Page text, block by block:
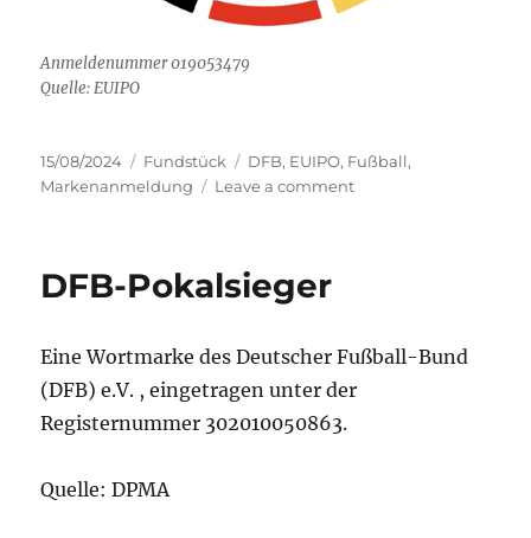
Anmeldenummer 019053479
Quelle: EUIPO
Posted
on
15/08/2024 Categories
Fundstück Tags
DFB, EUIPO, Fußball,
Markenanmeldung
Leave a commenton
DFB-Pokalsieger
Eine Wortmarke des Deutscher Fußball-Bund
(DFB) e.V. , eingetragen unter der
Registernummer 302010050863.
Quelle: DPMA